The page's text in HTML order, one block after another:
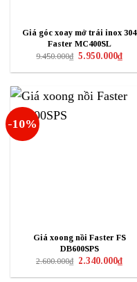
Giá góc xoay mở trái inox 304
Faster MC400SL
9.450.000₫ Giá
là:
5.950.000₫Giá
hiện
tại
-10%
Giá xoong nồi Faster FS
DB600SPS
2.600.000₫ Giá
là:
2.340.000₫Giá
hiện
tại